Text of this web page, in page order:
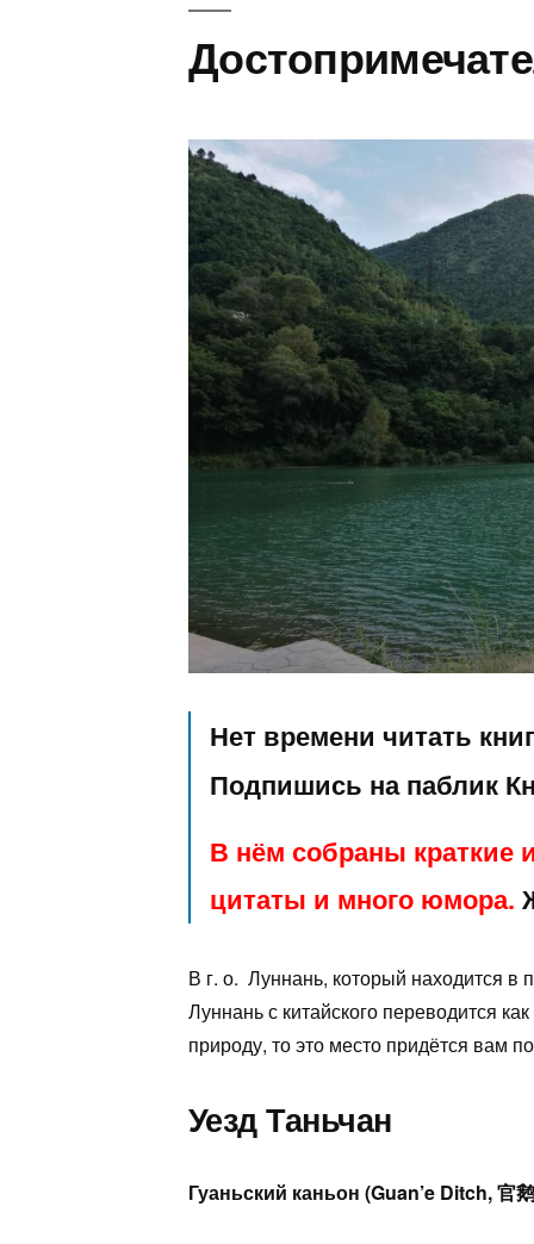
Нет времени читать
Подпишись на паблик
В нём собраны краткие
цитаты и много юмора.
В г. о. Луннань, который находится в
Луннань с китайского переводится
природу, то это место придётся вам
Уезд Таньчан
Гуаньский каньон (Guan’e Ditch, 官